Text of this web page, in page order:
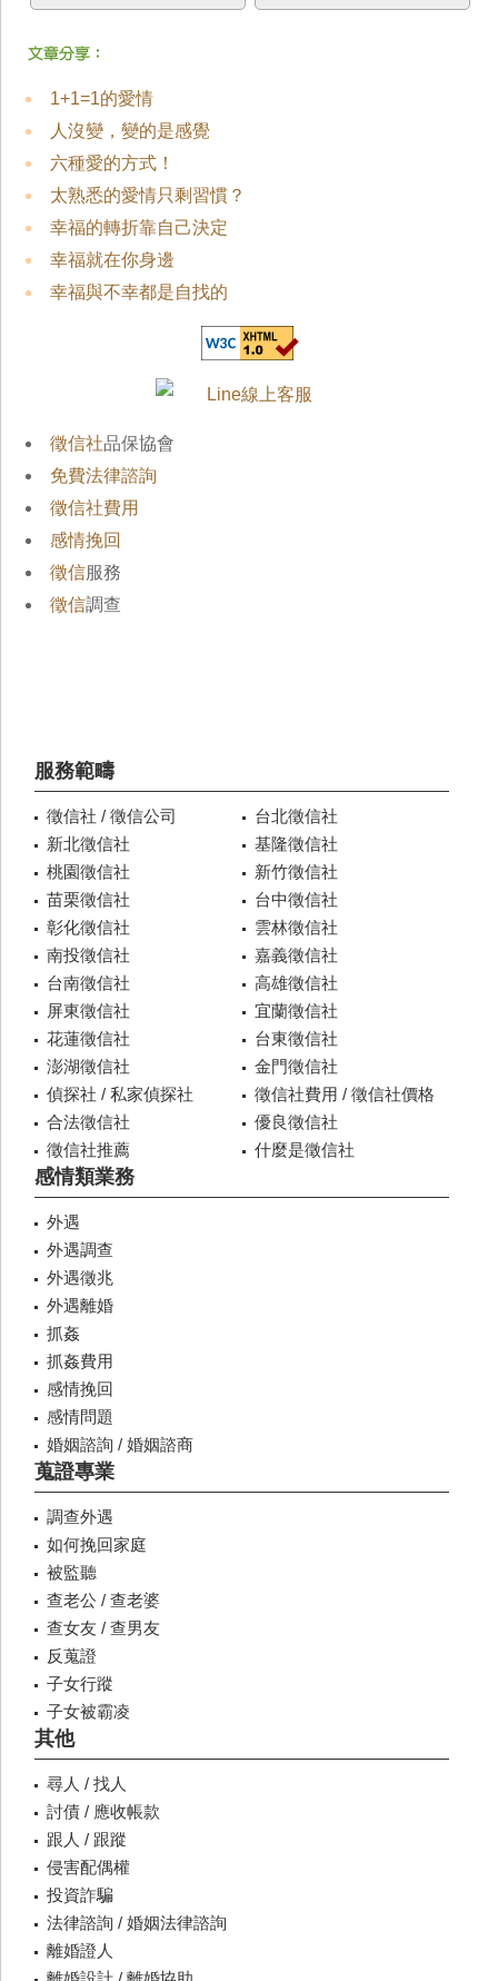
1+1=1的愛情
人沒變，變的是感覺
六種愛的方式！
太熟悉的愛情只剩習慣？
幸福的轉折靠自己決定
幸福就在你身邊
幸福與不幸都是自找的
徵信社品保協會
免費法律諮詢
徵信社費用
感情挽回
徵信服務
徵信調查
服務範疇
徵信社 / 徵信公司
台北徵信社
新北徵信社
基隆徵信社
桃園徵信社
新竹徵信社
苗栗徵信社
台中徵信社
彰化徵信社
雲林徵信社
南投徵信社
嘉義徵信社
台南徵信社
高雄徵信社
屏東徵信社
宜蘭徵信社
花蓮徵信社
台東徵信社
澎湖徵信社
金門徵信社
偵探社 / 私家偵探社
徵信社費用 / 徵信社價格
合法徵信社
優良徵信社
徵信社推薦
什麼是徵信社
感情類業務
外遇
外遇調查
外遇徵兆
外遇離婚
抓姦
抓姦費用
感情挽回
感情問題
婚姻諮詢 / 婚姻諮商
蒐證專業
調查外遇
如何挽回家庭
被監聽
查老公 / 查老婆
查女友 / 查男友
反蒐證
子女行蹤
子女被霸凌
其他
尋人 / 找人
討債 / 應收帳款
跟人 / 跟蹤
侵害配偶權
投資詐騙
法律諮詢 / 婚姻法律諮詢
離婚證人